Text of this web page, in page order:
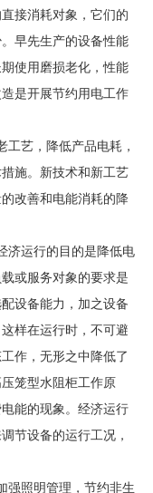
接消耗对象，它们的
早先生产的设备性能
使用磨损老化，性能
是开展节约用电工作
艺，降低产品电耗，
施。新技术和新工艺
改善和电能消耗的降
济运行的目的是降低电
或服务对象的要求是
设备能力，加之设备
样在运行时，不可避
作，无形之中降低了
笼型水阻柜工作原
能的现象。经济运行
节设备的运行工况，
强照明管理，节约非生